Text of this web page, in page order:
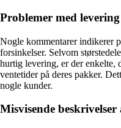
Problemer med levering
Nogle kommentarer indikerer
forsinkelser. Selvom
hurtig levering, er der enkelte,
ventetider på deres pakker.
nogle kunder.
Misvisende